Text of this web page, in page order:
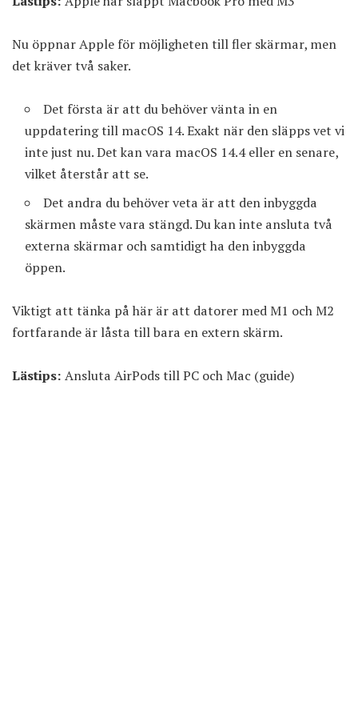
Nu öppnar Apple för möjligheten till fler skärmar, men
det kräver två saker.
Det första är att du behöver vänta in en
uppdatering till macOS 14. Exakt när den släpps vet vi
inte just nu. Det kan vara macOS 14.4 eller en senare,
vilket återstår att se.
Det andra du behöver veta är att den inbyggda
skärmen måste vara stängd. Du kan inte ansluta två
externa skärmar och samtidigt ha den inbyggda
öppen.
Viktigt att tänka på här är att datorer med M1 och M2
fortfarande är låsta till bara en extern skärm.
Lästips: Ansluta AirPods till PC och Mac (guide)